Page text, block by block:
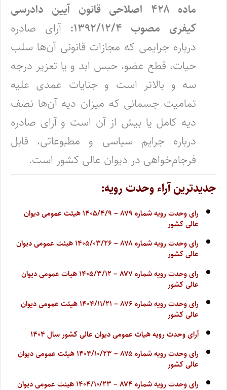
ماده ۴۲۸ اصلاحی قانون آیین دادرسی
کیفری مصوب ۱۳۹۲/۱۲/۴:
آرای صادره
درباره جرایمی که مجازات قانونی آن‌ها سلب
حیات، قطع عضو، حبس ابد و یا تعزیر درجه
سه و بالاتر است و جنایات عمدی علیه
تمامیت جسمانی که میزان دیه آن‌ها نصف
دیه کامل یا بیش از آن است و آرای صادره
درباره جرایم سیاسی و مطبوعاتی، قابل
فرجام‌خواهی در دیوان عالی کشور است.
جدیدترین آراء وحدت رویه:
رای وحدت رویه شماره ۸۷۹ – ۱۴۰۵/۴/۹ هیئت عمومی دیوان
عالی کشور
رای وحدت رویه شماره ۸۷۸ – ۱۴۰۵/۰۳/۲۶ هیئت عمومی دیوان
عالی کشور
رای وحدت رویه شماره ۸۷۷ – ۱۴۰۵/۳/۱۲ هیات عمومی دیوان
عالی کشور
رای وحدت رویه شماره ۸۷۶ – ۱۴۰۴/۱۱/۲۱ هیئت عمومی دیوان
عالی کشور
آرای وحدت رویه هیات عمومی دیوان عالی کشور سال ۱۴۰۴
رای وحدت رویه شماره ۸۷۵ – ۱۴۰۴/۱۰/۲۳ هیئت عمومی دیوان
عالی کشور
رای وحدت رویه شماره ۸۷۴ – ۱۴۰۴/۱۰/۲۳ هیئت عمومی دیوان